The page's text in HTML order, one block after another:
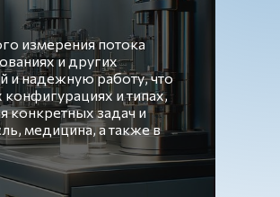
измерения потока
и других
и надежную работу, что
и типах,
конкретных задач и
медицина, а также в